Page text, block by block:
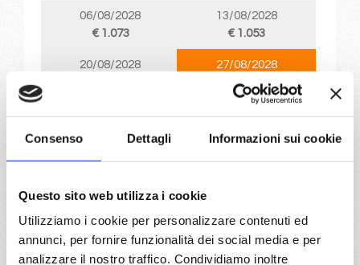
Consenso Dettagli Informazioni sui cookie
Questo sito web utilizza i cookie
Utilizziamo i cookie per personalizzare contenuti ed
annunci, per fornire funzionalità dei social media e per
analizzare il nostro traffico. Condividiamo inoltre
06/08/2028
€ 1.073
13/08/2028
€ 1.053
20/08/2028
27/08/2028
€ 963
a partire da
€ 963
daCagliariconCosta Toscana